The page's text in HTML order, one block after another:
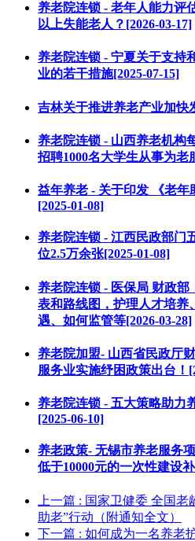
养老院连锁 - 老年人能力评
以上失能老人？[2026-03-17]
养老院连锁 - 宁夏关于支持
业的若干措施[2025-07-15]
吉林关于推进养老产业加快
养老院连锁 - 山西养老机构
招聘1000名大学生从事为老
益年养老 - 关于印发 《老
[2025-01-08]
养老院连锁 - 江西民政部门
位2.5万余张[2025-01-08]
养老院连锁 - 医保局 财政部
表和路线图，护理人才培养
遇、如何监管等[2026-03-28]
养老院加盟- 山西省民政厅
服务业实施纾困政策出台！
养老院连锁 - 五大策略助力
[2025-06-10]
养老政策- 无锡市养老服务
低于10000元的一次性建设
上一篇 : 国家卫健委 全国老
助老”行动（附通知全文）
下一篇 : 如何成为一名养老